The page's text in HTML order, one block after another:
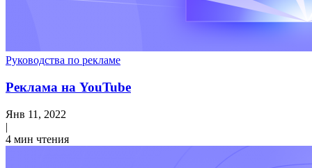
Руководства по рекламе
Реклама на YouTube
Янв 11, 2022
|
4 мин чтения